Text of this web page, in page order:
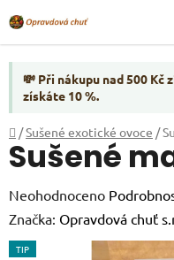
na
obsah
💸 Při nákupu nad 500 Kč
získáte 10 %.
Domů
/Sušené exotické ovoce /
Sušené
Průměrné
hodnocení
produktu
Neohodnoceno
Značka: Opravdová chuť
TIP